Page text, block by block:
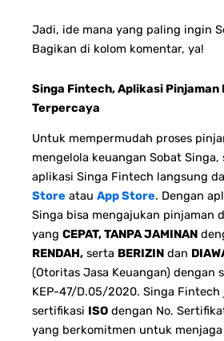
Jadi, ide mana yang paling ingin
Bagikan di kolom komentar, ya!
Singa Fintech, Aplikasi Pinjaman
Terpercaya
Untuk mempermudah proses
mengelola keuangan Sobat Singa,
aplikasi Singa Fintech langsung
Store atau App Store. Dengan
Singa bisa mengajukan pinjaman
yang CEPAT, TANPA JAMINAN
RENDAH, serta BERIZIN dan
(Otoritas Jasa Keuangan) dengan
KEP-47/D.05/2020. Singa
sertifikasi ISO dengan No.
yang berkomitmen untuk